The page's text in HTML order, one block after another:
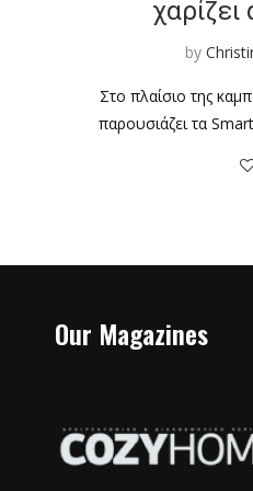
by
Στο πλαίσιο της
παρουσιάζει τα
Our Magazines